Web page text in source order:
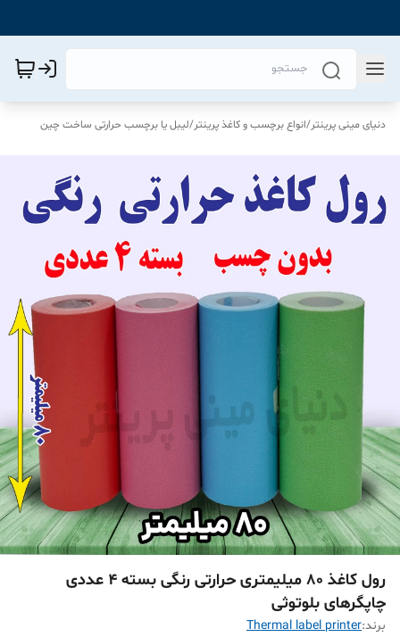
دنیای مینی پرینتر/انواع برچسب و کاغذ پرینتر/لیبل یا برچسب حرارتی ساخت چین
رول کاغذ 80 میلیمتری حرارتی رنگی بسته 4 عددی
چاپگرهای بلوتوثی
برند:Thermal label printer